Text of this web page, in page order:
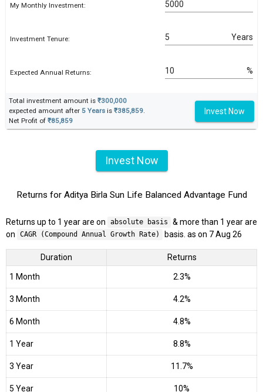
My Monthly Investment:
Investment Tenure: Years
Expected Annual Returns: %
Total investment amount is ₹300,000
expected amount after 5 Years is ₹385,859.
Net Profit of ₹85,859
Invest Now
Invest Now
Returns for Aditya Birla Sun Life Balanced Advantage Fund
Returns up to 1 year are on absolute basis
& more than 1 year are
on
CAGR (Compound Annual Growth Rate) basis. as on 7 Aug 26
Duration Returns
1 Month 2.3%
3 Month 4.2%
6 Month 4.8%
1 Year 8.8%
3 Year 11.7%
5 Year 10%